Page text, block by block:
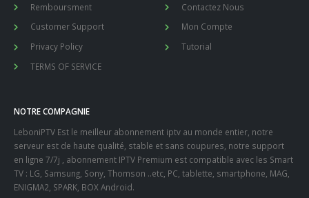
Remboursment
Customer Support
Privacy Policy
TERMS OF SERVICE
Contactez Nous
Mon Compte
Tutorial
NOTRE COMPAGNIE
LeboniPTV Est le meilleur abonnement iptv au monde entier, notre
serveur est de haute qualité, stable et sans coupures, notre support
en ligne 7/7j , abonnement IPTV Premium est compatible avec les Smart
TV : LG, Samsung, Sony, Thomson ..etc, PC, tablette, smartphone, MAG,
ENIGMA2, SPARK, BOX Android.